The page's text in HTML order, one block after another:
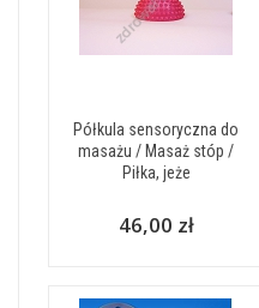
Półkula sensoryczna do
masażu / Masaż stóp /
Piłka, jeże
46,00 zł